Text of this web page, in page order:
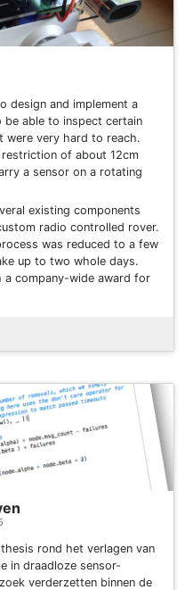
design and implement a
able to inspect certain
very hard to reach.
of about 12cm
a sensor on a rotating
existing components
radio controlled rover.
was reduced to a few
up to two whole days.
a company-wide award for
rond het verlagen van
in draadloze sensor-
verderzetten binnen de